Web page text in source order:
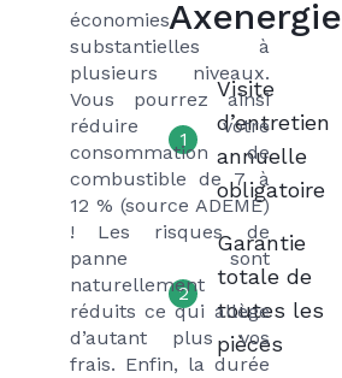
économies
substantielles à
plusieurs niveaux.
Vous pourrez ainsi
réduire votre
consommation de
combustible de 7 à
12 % (source ADEME)
! Les risques de
panne sont
naturellement
réduits ce qui allège
d’autant plus vos
frais. Enfin, la durée
Axenergie
1
Visite
d’entretien
annuelle
obligatoire
2
Garantie
totale de
toutes les
pièces